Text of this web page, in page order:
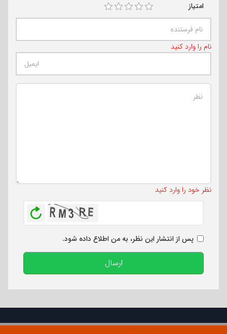
امتیاز
نام را وارد کنید
نظر خود را وارد کنید
پس از انتشار این نظر، به من اطلاع داده شود.
ارسال